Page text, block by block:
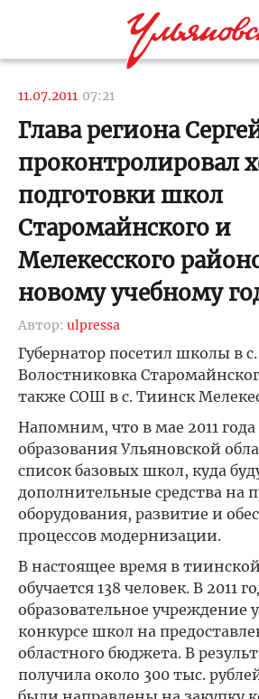
11.07.2011 07:21
Глава региона
проконтролировал
подготовки школ
Старомайнского и
Мелекесского
новому учебному
Автор: ulpressa
Губернатор посетил школы в
Волостниковка
также СОШ в с. Тиинск
Напомним, что в мае 2011
образования Ульяновской
список базовых школ, куда
дополнительные средства на
оборудования, развитие и
процессов модернизации.
В настоящее время в
обучается 138 человек. В 2011
образовательное учреждение
конкурсе школ на
областного бюджета. В
получила около 300 тыс.